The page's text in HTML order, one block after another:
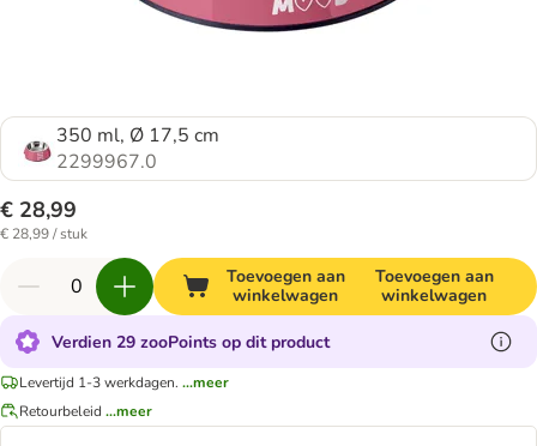
350 ml, Ø 17,5 cm
2299967.0
€ 28,99
€ 28,99 / stuk
Toevoegen aan
winkelwagen
Toevoegen aan
winkelwagen
Verdien 29 zooPoints op dit product
Levertijd 1-3 werkdagen. ...meer
Retourbeleid ...meer